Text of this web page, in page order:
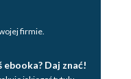
firmie.
ebooka? Daj znać!